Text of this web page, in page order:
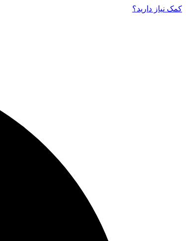
کمک نیاز دارید‌؟